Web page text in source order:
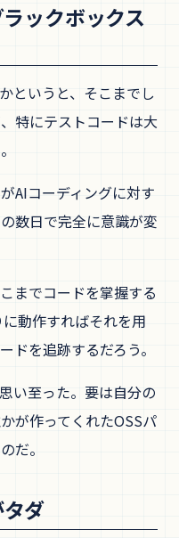
ックボックス
というと、そこまでし
特にテストコードは大
AIコーディングに対す
数日で完全に意識が変
までコードを掌握する
動作すればそれを用
ドを追跡するだろう。
い至った。要は自分の
が作ってくれたOSSパ
だ。
ダ